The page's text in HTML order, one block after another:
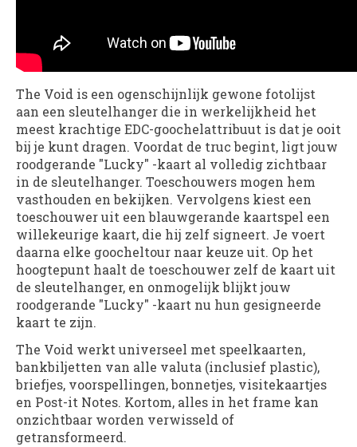
The Void is een ogenschijnlijk gewone fotolijst
aan een sleutelhanger die in werkelijkheid het
meest krachtige EDC-goochelattribuut is dat je ooit
bij je kunt dragen. Voordat de truc begint, ligt jouw
roodgerande "Lucky" -kaart al volledig zichtbaar
in de sleutelhanger. Toeschouwers mogen hem
vasthouden en bekijken. Vervolgens kiest een
toeschouwer uit een blauwgerande kaartspel een
willekeurige kaart, die hij zelf signeert. Je voert
daarna elke goocheltour naar keuze uit. Op het
hoogtepunt haalt de toeschouwer zelf de kaart uit
de sleutelhanger, en onmogelijk blijkt jouw
roodgerande "Lucky" -kaart nu hun gesigneerde
kaart te zijn.
The Void werkt universeel met speelkaarten,
bankbiljetten van alle valuta (inclusief plastic),
briefjes, voorspellingen, bonnetjes, visitekaartjes
en Post-it Notes. Kortom, alles in het frame kan
onzichtbaar worden verwisseld of
getransformeerd.